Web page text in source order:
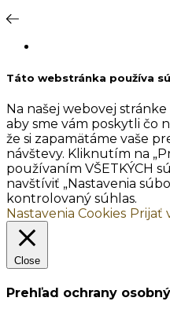
Táto webstránka používa
Na našej webovej
aby sme vám poskytli čo
že si zapamätáme vaše
návštevy. Kliknutím na
používaním VŠETKÝCH
navštíviť „Nastavenia
kontrolovaný súhlas.
Nastavenia Cookies Prijať
Close
Prehľad ochrany